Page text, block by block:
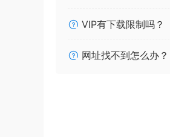
VIP有下载限制吗？
网址找不到怎么办？